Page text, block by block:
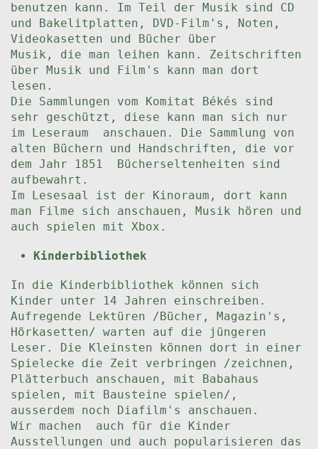
benutzen kann. Im Teil der Musik sind CD
und Bakelitplatten, DVD-Film's, Noten,
Videokasetten und Bücher über
Musik, die man leihen kann. Zeitschriften
über Musik und Film's kann man dort
lesen.
Die Sammlungen vom Komitat Békés sind
sehr geschützt, diese kann man sich nur
im Leseraum anschauen. Die Sammlung von
alten Büchern und Handschriften, die vor
dem Jahr 1851 Bücherseltenheiten sind
aufbewahrt.
Im Lesesaal ist der Kinoraum, dort kann
man Filme sich anschauen, Musik hören und
auch spielen mit Xbox.
Kinderbibliothek
In die Kinderbibliothek können sich
Kinder unter 14 Jahren einschreiben.
Aufregende Lektüren /Bücher, Magazin's,
Hörkasetten/ warten auf die jüngeren
Leser. Die Kleinsten können dort in einer
Spielecke die Zeit verbringen /zeichnen,
Plätterbuch anschauen, mit Babahaus
spielen, mit Bausteine spielen/,
ausserdem noch Diafilm's anschauen.
Wir machen auch für die Kinder
Ausstellungen und auch popularisieren das